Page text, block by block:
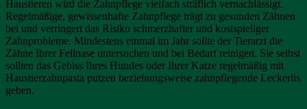
Haustieren wird die Zahnpflege vielfach sträflich vernachlässigt.
Regelmäßige, gewissenhafte Zahnpflege trägt zu gesunden Zähnen
bei und verringert das Risiko schmerzhafter und kostspieliger
Zahnprobleme. Mindestens einmal im Jahr sollte der Tierarzt die
Zähne Ihrer Fellnase untersuchen und bei Bedarf reinigen. Sie selbst
sollten das Gebiss Ihres Hundes oder Ihrer Katze regelmäßig mit
Haustierzahnpasta putzen beziehungsweise zahnpflegende Leckerlis
geben.